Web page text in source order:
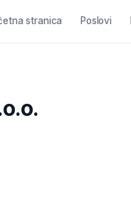
stranica Poslovi